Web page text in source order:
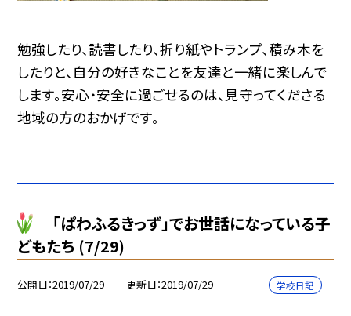
勉強したり、読書したり、折り紙やトランプ、積み木を
したりと、自分の好きなことを友達と一緒に楽しんで
します。安心・安全に過ごせるのは、見守ってくださる
地域の方のおかげです。
「ぱわふるきっず」でお世話になっている子
どもたち (7/29)
公開日 2019/07/29 更新日 2019/07/29 学校日記